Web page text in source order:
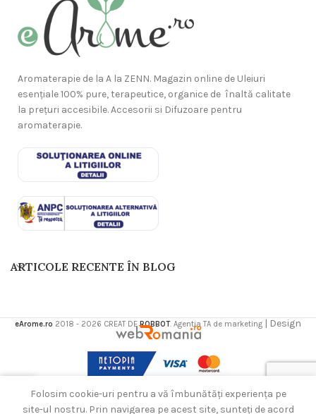
Aromaterapie de la A la ZENN. Magazin online de Uleiuri
esențiale 100% pure, terapeutice, organice de înaltă calitate
la prețuri accesibile. Accesorii si Difuzoare pentru
aromaterapie.
ARTICOLE RECENTE ÎN BLOG
eArome.ro 2018 - 2026 CREAT DEROBBOT. Agentia TA de marketing | Design
Folosim cookie-uri pentru a vă îmbunătăți experiența pe
site-ul nostru. Prin navigarea pe acest site, sunteți de acord
Contul meu